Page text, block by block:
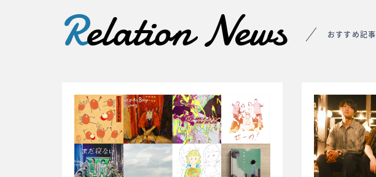
Relation News おすすめ記事